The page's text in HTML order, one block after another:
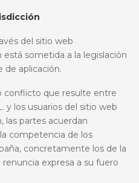
del sitio web
está sometida a la legislación
de aplicación.
conflicto que resulte entre
y los usuarios del sitio web
las partes acuerdan
competencia de los
concretamente los de la
expresa a su fuero